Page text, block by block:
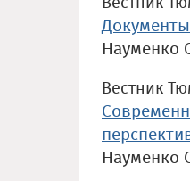
Науменко
Вестник
Науменко